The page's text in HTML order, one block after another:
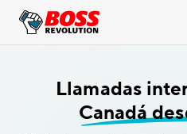
Llamadas
Canadá